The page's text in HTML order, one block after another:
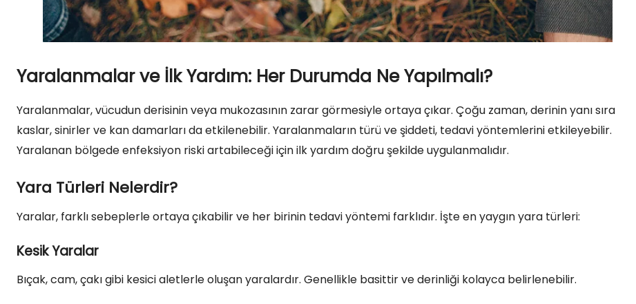
Yaralanmalar ve İlk Yardım: Her Durumda Ne Yapılmalı?
Yaralanmalar, vücudun derisinin veya mukozasının zarar görmesiyle ortaya çıkar. Çoğu zaman, derinin yanı sıra
kaslar, sinirler ve kan damarları da etkilenebilir. Yaralanmaların türü ve şiddeti, tedavi yöntemlerini etkileyebilir.
Yaralanan bölgede enfeksiyon riski artabileceği için ilk yardım doğru şekilde uygulanmalıdır.
Yara Türleri Nelerdir?
Yaralar, farklı sebeplerle ortaya çıkabilir ve her birinin tedavi yöntemi farklıdır. İşte en yaygın yara türleri:
Kesik Yaralar
Bıçak, cam, çakı gibi kesici aletlerle oluşan yaralardır. Genellikle basittir ve derinliği kolayca belirlenebilir.